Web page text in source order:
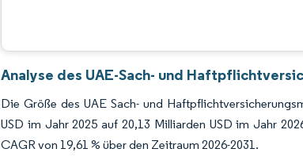
Analyse des UAE-Sach- und
Die Größe des UAE Sach- und
USD im Jahr 2025 auf 20,13 Milliarden USD im Jahr
CAGR von 19,61 % über den Zeitraum 2026-2031.